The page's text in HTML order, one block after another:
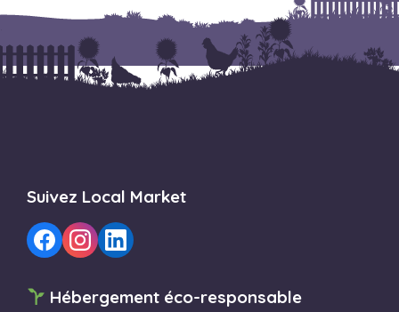
Suivez Local Market
Hébergement éco-responsable